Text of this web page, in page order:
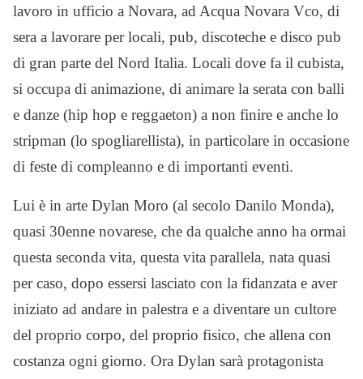
lavoro in ufficio a Novara, ad Acqua Novara Vco, di
sera a lavorare per locali, pub, discoteche e disco pub
di gran parte del Nord Italia. Locali dove fa il cubista,
si occupa di animazione, di animare la serata con balli
e danze (hip hop e reggaeton) a non finire e anche lo
stripman (lo spogliarellista), in particolare in occasione
di feste di compleanno e di importanti eventi.
Lui è in arte Dylan Moro (al secolo Danilo Monda),
quasi 30enne novarese, che da qualche anno ha ormai
questa seconda vita, questa vita parallela, nata quasi
per caso, dopo essersi lasciato con la fidanzata e aver
iniziato ad andare in palestra e a diventare un cultore
del proprio corpo, del proprio fisico, che allena con
costanza ogni giorno. Ora Dylan sarà protagonista